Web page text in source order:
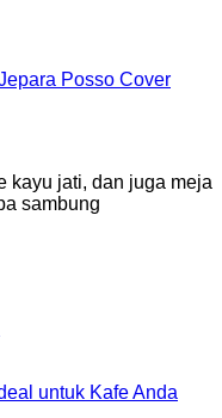
Posso Cover
kayu jati, dan juga meja
sambung
untuk Kafe Anda